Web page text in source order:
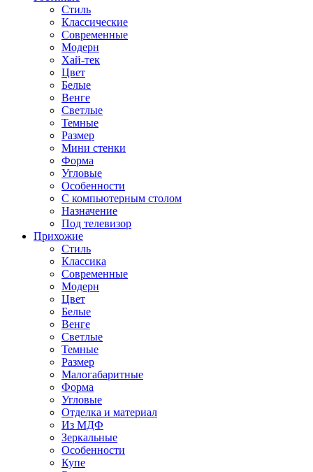
Стиль
Классические
Современные
Модерн
Хай-тек
Цвет
Белые
Венге
Светлые
Темные
Размер
Мини стенки
Форма
Угловые
Особенности
С компьютерным столом
Назначение
Под телевизор
Прихожие
Стиль
Классика
Современные
Модерн
Цвет
Белые
Венге
Светлые
Темные
Размер
Малогабаритные
Форма
Угловые
Отделка и материал
Из МДФ
Зеркальные
Особенности
Купе